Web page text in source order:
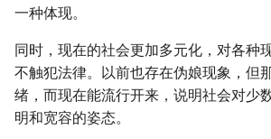
一种体现。
同时，现在的社会更加多元化，对各种
不触犯法律。以前也存在伪娘现象，但
绪，而现在能流行开来，说明社会对少
明和宽容的姿态。